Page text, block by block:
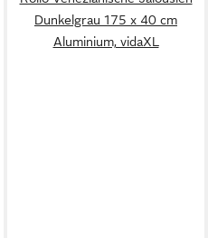
Dunkelgrau 175 x 40 cm
Aluminium, vidaXL